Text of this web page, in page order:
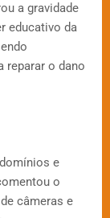
a gravidade
educativo da
reparar o dano
e
o
câmeras e